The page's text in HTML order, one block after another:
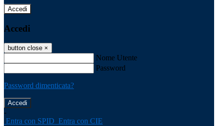
Accedi
Accedi
button close ×
Nome Utente
Password
Password dimenticata?
-
Entra con SPID Entra con CIE